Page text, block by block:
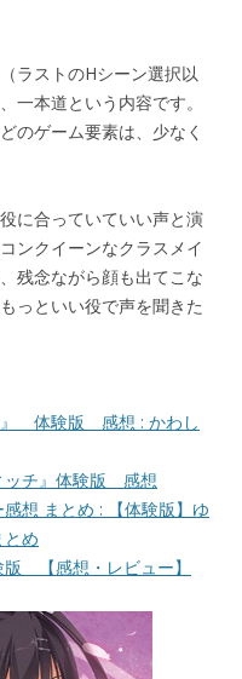
ラストのHシーン選択以
一本道という内容です。
のゲーム要素は、少なく
に合っていていい声と演
ンクイーンなクラスメイ
残念ながら顔も出てこな
っといい役で声を聞きた
』 体験版 感想 : かわし
ッチ』体験版 感想
想 まとめ : 【体験版】ゆ
め
【感想・レビュー】